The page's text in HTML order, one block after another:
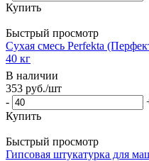
Купить
Быстрый просмотр
Сухая смесь Perfekta
40 кг
В наличии
353 руб./шт
-
Купить
Быстрый просмотр
Гипсовая штукатурка для